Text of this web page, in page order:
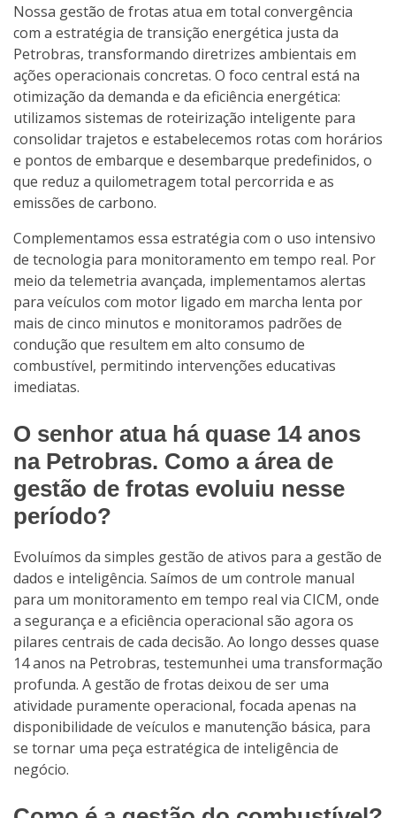
Nossa gestão de frotas atua em total convergência
com a estratégia de transição energética justa da
Petrobras, transformando diretrizes ambientais em
ações operacionais concretas. O foco central está na
otimização da demanda e da eficiência energética:
utilizamos sistemas de roteirização inteligente para
consolidar trajetos e estabelecemos rotas com horários
e pontos de embarque e desembarque predefinidos, o
que reduz a quilometragem total percorrida e as
emissões de carbono.
Complementamos essa estratégia com o uso intensivo
de tecnologia para monitoramento em tempo real. Por
meio da telemetria avançada, implementamos alertas
para veículos com motor ligado em marcha lenta por
mais de cinco minutos e monitoramos padrões de
condução que resultem em alto consumo de
combustível, permitindo intervenções educativas
imediatas.
O senhor atua há quase 14 anos
na Petrobras. Como a área de
gestão de frotas evoluiu nesse
período?
Evoluímos da simples gestão de ativos para a gestão de
dados e inteligência. Saímos de um controle manual
para um monitoramento em tempo real via CICM, onde
a segurança e a eficiência operacional são agora os
pilares centrais de cada decisão. Ao longo desses quase
14 anos na Petrobras, testemunhei uma transformação
profunda. A gestão de frotas deixou de ser uma
atividade puramente operacional, focada apenas na
disponibilidade de veículos e manutenção básica, para
se tornar uma peça estratégica de inteligência de
negócio.